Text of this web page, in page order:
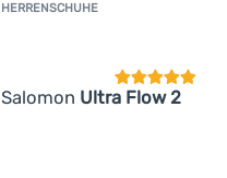
HERRENSCHUHE
Salomon Ultra Flow 2